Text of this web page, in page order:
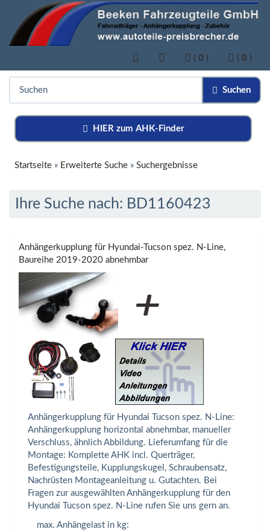
( 0 ) ( 0 )
Suchen
HIER zum AHK-Finder
Startseite » Erweiterte Suche » Suchergebnisse
Ihre Suche nach: BD1160423
Anhängerkupplung für Hyundai-Tucson spez. N-Line,
Baureihe 2019-2020 abnehmbar
Anhängerkupplung für Hyundai Tucson spez. N-Line:
Anhängerkupplung horizontal abnehmbar, manueller
Verschluss, ähnlich Abbildung. Lieferumfang für die
Montage: Komplette AHK incl. Querträger,
Befestigungsteile, Kupplungskugel, Schraubensatz,
Nachrüsten Montageanleitung u. Gutachten. Bei
Fragen zur ausgewählten Anhängerkupplung für den
Hyundai Tucson spez. N-Line rufen Sie uns gern an.
max. Anhängelast in kg: